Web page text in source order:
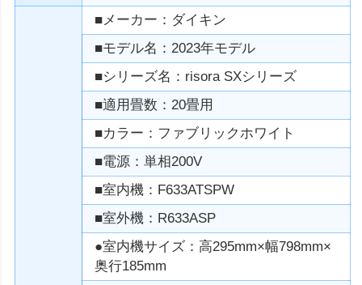
■メーカー：ダイキン
■モデル名：2023年モデル
■シリーズ名：risora SXシリーズ
■適用畳数：20畳用
■カラー：ファブリックホワイト
■電源：単相200V
■室内機：F633ATSPW
■室外機：R633ASP
●室内機サイズ：高295mm×幅798mm×
奥行185mm